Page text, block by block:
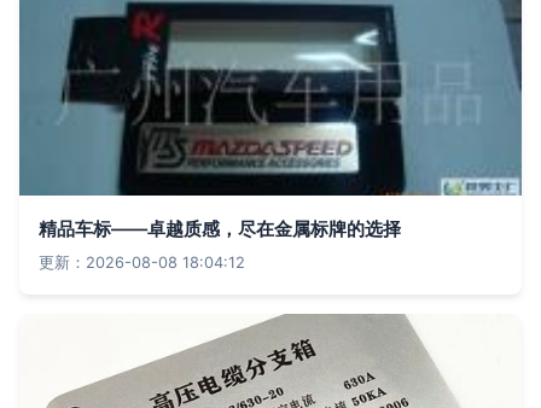
精品车标——卓越质感，尽在金属标牌的选择
更新：2026-08-08 18:04:12